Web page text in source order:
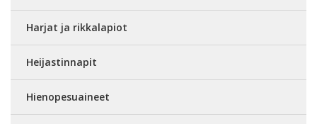
Harjat ja rikkalapiot
Heijastinnapit
Hienopesuaineet